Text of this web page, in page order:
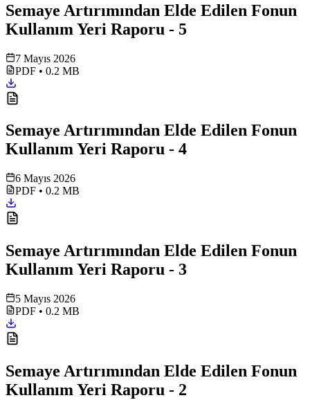
Semaye Artırımından Elde Edilen Fonun
Kullanım Yeri Raporu - 5
7 Mayıs 2026
PDF • 0.2 MB
Semaye Artırımından Elde Edilen Fonun
Kullanım Yeri Raporu - 4
6 Mayıs 2026
PDF • 0.2 MB
Semaye Artırımından Elde Edilen Fonun
Kullanım Yeri Raporu - 3
5 Mayıs 2026
PDF • 0.2 MB
Semaye Artırımından Elde Edilen Fonun
Kullanım Yeri Raporu - 2